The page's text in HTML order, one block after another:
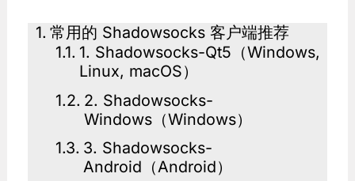
常用的 Shadowsocks 客户端推荐
1. Shadowsocks-Qt5（Windows,
Linux, macOS）
2. Shadowsocks-
Windows（Windows）
3. Shadowsocks-
Android（Android）